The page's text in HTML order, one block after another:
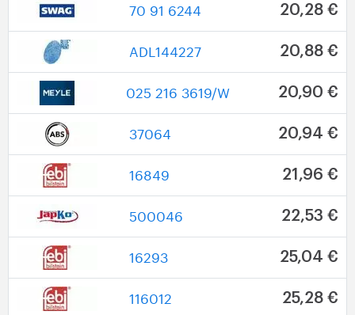
70 91 6244 20,28 €
ADL144227 20,88 €
025 216 3619/W 20,90 €
37064 20,94 €
16849 21,96 €
500046 22,53 €
16293 25,04 €
116012 25,28 €